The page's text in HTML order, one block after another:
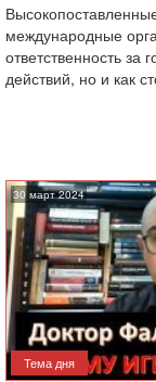
международные
ответственность за
действий, но и как
30 март 2024
Тема дня